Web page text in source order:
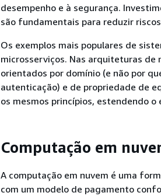
desempenho e à segurança.
são fundamentais para reduzir
Os exemplos mais populares de
microsserviços. Nas arquiteturas de
orientados por domínio (e não por
autenticação) e de propriedade de
os mesmos princípios, estendendo
Computação em
A computação em nuvem é uma
com um modelo de pagamento